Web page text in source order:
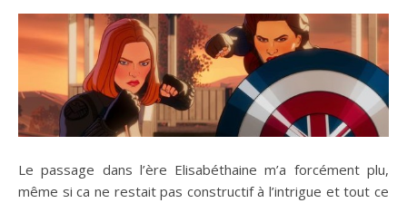
Le passage dans l’ère Elisabéthaine m’a forcément plu,
même si ca ne restait pas constructif à l’intrigue et tout ce